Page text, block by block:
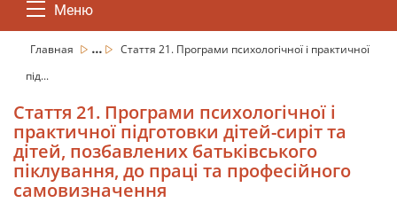
Меню
Главная ...
Стаття 21. Програми психологічної і практичної
під...
Стаття 21. Програми психологічної і
практичної підготовки дітей-сиріт та
дітей, позбавлених батьківського
піклування, до праці та професійного
самовизначення